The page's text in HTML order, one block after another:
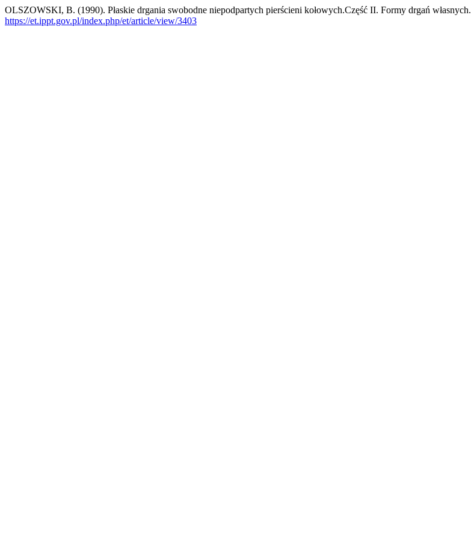
OLSZOWSKI, B. (1990). Płaskie drgania swobodne niepodpartych pierścieni kołowych.Część II. Formy drgań własnych.
https://et.ippt.gov.pl/index.php/et/article/view/3403